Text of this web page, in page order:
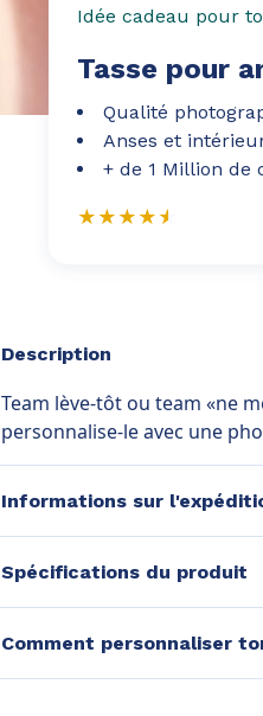
Idée cadeau pour
Tasse pour
Qualité
Anses et
+ de 1 Million de
Description
Team lève-tôt ou team «ne
personnalise-le avec une
Informations sur
Spécifications du produit
Comment personnaliser